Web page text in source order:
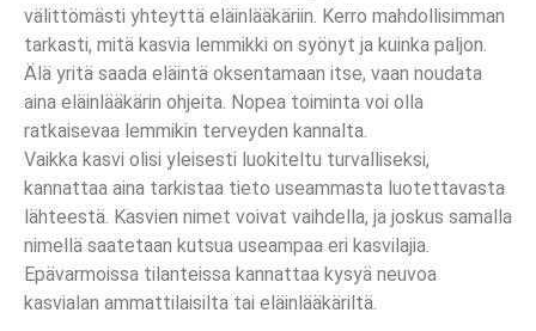
välittömästi yhteyttä eläinlääkäriin. Kerro mahdollisimman
tarkasti, mitä kasvia lemmikki on syönyt ja kuinka paljon.
Älä yritä saada eläintä oksentamaan itse, vaan noudata
aina eläinlääkärin ohjeita. Nopea toiminta voi olla
ratkaisevaa lemmikin terveyden kannalta.
Vaikka kasvi olisi yleisesti luokiteltu turvalliseksi,
kannattaa aina tarkistaa tieto useammasta luotettavasta
lähteestä. Kasvien nimet voivat vaihdella, ja joskus samalla
nimellä saatetaan kutsua useampaa eri kasvilajia.
Epävarmoissa tilanteissa kannattaa kysyä neuvoa
kasvialan ammattilaisilta tai eläinlääkäriltä.